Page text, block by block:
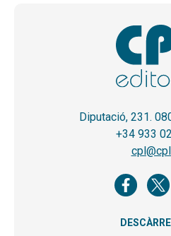
Diputació, 231.
+34 933